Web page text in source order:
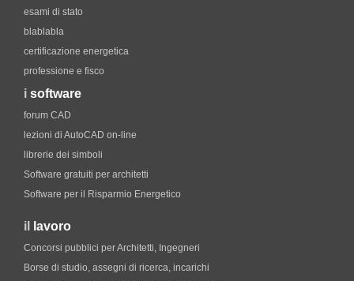
esami di stato
blablabla
certificazione energetica
professione e fisco
i software
forum CAD
lezioni di AutoCAD on-line
librerie dei simboli
Software gratuiti per architetti
Software per il Risparmio Energetico
il lavoro
Concorsi pubblici per Architetti, Ingegneri
Borse di studio, assegni di ricerca, incarichi